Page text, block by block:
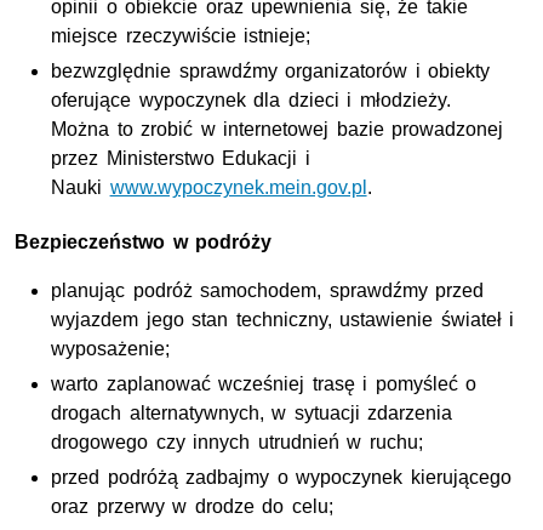
opinii o obiekcie oraz upewnienia się, że takie
miejsce rzeczywiście istnieje;
bezwzględnie sprawdźmy organizatorów i obiekty
oferujące wypoczynek dla dzieci i młodzieży.
Można to zrobić w internetowej bazie prowadzonej
przez Ministerstwo Edukacji i
Nauki www.wypoczynek.mein.gov.pl .
Bezpieczeństwo w podróży
planując podróż samochodem, sprawdźmy przed
wyjazdem jego stan techniczny, ustawienie świateł i
wyposażenie;
warto zaplanować wcześniej trasę i pomyśleć o
drogach alternatywnych, w sytuacji zdarzenia
drogowego czy innych utrudnień w ruchu;
przed podróżą zadbajmy o wypoczynek kierującego
oraz przerwy w drodze do celu;